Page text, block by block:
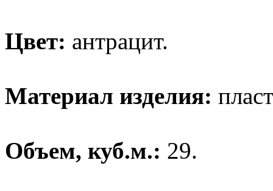
Цвет: антрацит.
Материал изделия:
Объем, куб.м.: 29.